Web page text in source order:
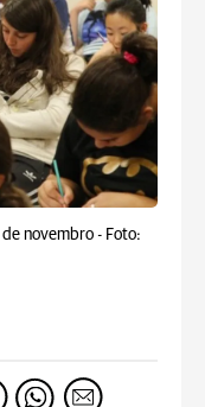
de novembro - Foto: